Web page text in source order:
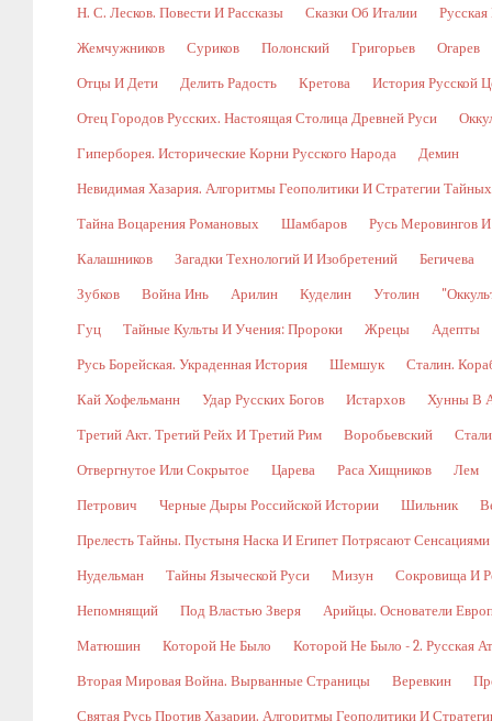
Н. С. Лесков. Повести И Рассказы Сказки Об Италии
Жемчужников Суриков Полонский Григорьев Огарев
Отцы И Дети Делить Радость Кретова История Русской
Отец Городов Русских. Настоящая Столица Древней Руси
Гиперборея. Исторические Корни Русского Народа Демин
Невидимая Хазария. Алгоритмы Геополитики И Стратегии
Тайна Воцарения Романовых Шамбаров Русь Меровингов
Калашников Загадки Технологий И Изобретений Бегичева
Зубков Война Инь Арилин Куделин Утолин
Гуц Тайные Культы И Учения: Пророки Жрецы Адепты
Русь Борейская. Украденная История Шемшук Сталин.
Кай Хофельманн Удар Русских Богов Истархов Хунны В
Третий Акт. Третий Рейх И Третий Рим Воробьевский
Отвергнутое Или Сокрытое Царева Раса Хищников Лем
Петрович Черные Дыры Российской Истории Шильник
Прелесть Тайны. Пустыня Наска И Египет Потрясают Сенсациями
Нудельман Тайны Языческой Руси Мизун Сокровища И
Непомнящий Под Властью Зверя Арийцы. Основатели
Матюшин Которой Не Было Которой Не Было - 2. Русская
Вторая Мировая Война. Вырванные Страницы Веревкин
Святая Русь Против Хазарии. Алгоритмы Геополитики И